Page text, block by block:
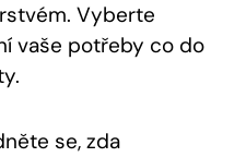
Vyberte
vaše potřeby co do
se, zda